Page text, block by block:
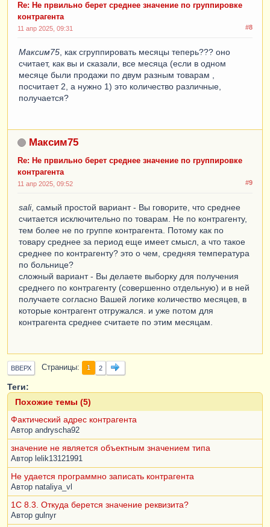
Re: Не првильно берет среднее значение по группировке
контрагента
#8
11 апр 2025, 09:31
Максим75 , как сгруппировать месяцы теперь??? оно
считает, как вы и сказали, все месяца (если в одном
месяце были продажи по двум разным товарам ,
посчитает 2, а нужно 1) это количество различные,
получается?
Максим75
Re: Не првильно берет среднее значение по группировке
контрагента
#9
11 апр 2025, 09:52
sali, самый простой вариант - Вы говорите, что среднее
считается исключительно по товарам. Не по контрагенту,
тем более не по группе контрагента. Потому как по
товару среднее за период еще имеет смысл, а что такое
среднее по контрагенту? это о чем, средняя температура
по больнице?
сложный вариант - Вы делаете выборку для получения
среднего по контрагенту (совершенно отдельную) и в ней
получаете согласно Вашей логике количество месяцев, в
которые контрагент отгружался. и уже потом для
контрагента среднее считаете по этим месяцам.
ВВЕРХ Страницы 1 2
Теги:
Похожие темы (5)
Фактический адрес контрагента
Автор andryscha92
значение не является объектным значением типа
Автор lelik13121991
Не удается программно записать контрагента
Автор nataliya_vl
1C 8.3. Откуда берется значение реквизита?
Автор gulnyr